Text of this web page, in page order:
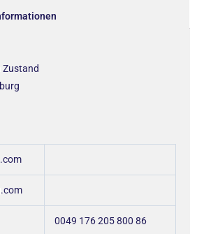
Zustand
0049 176 205 800 86